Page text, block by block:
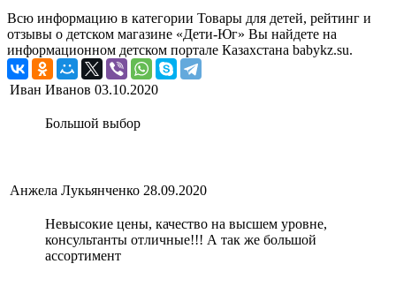
Всю информацию в категории Товары для детей, рейтинг и
отзывы о детском магазине «Дети-Юг» Вы найдете на
информационном детском портале Казахстана babykz.su.
Иван Иванов 03.10.2020
Большой выбор
Анжела Лукьянченко 28.09.2020
Невысокие цены, качество на высшем уровне,
консультанты отличные!!! А так же большой
ассортимент